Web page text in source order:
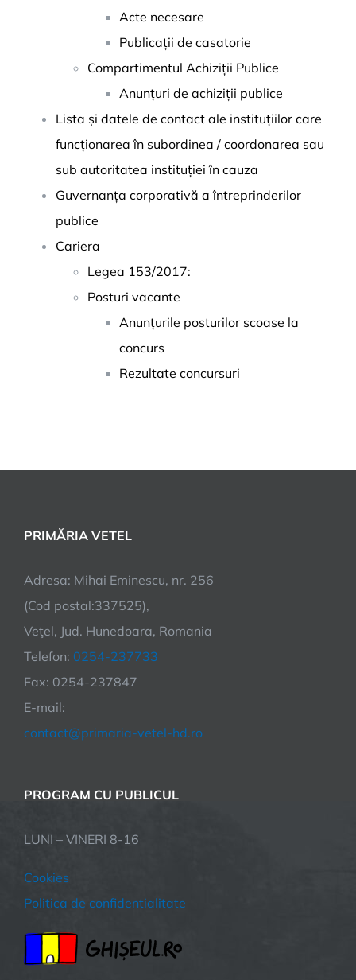
Acte necesare
Publicații de casatorie
Compartimentul Achiziții Publice
Anunțuri de achiziții publice
Lista și datele de contact ale instituțiilor care
funcționarea în subordinea / coordonarea sau
sub autoritatea instituției în cauza
Guvernanța corporativă a întreprinderilor
publice
Cariera
Legea 153/2017:
Posturi vacante
Anunțurile posturilor scoase la
concurs
Rezultate concursuri
PRIMĂRIA VETEL
Adresa: Mihai Eminescu, nr. 256
(Cod postal:337525),
Veţel, Jud. Hunedoara, Romania
Telefon: 0254-237733
Fax: 0254-237847
E-mail:
contact@primaria-vetel-hd.ro
PROGRAM CU PUBLICUL
LUNI – VINERI 8-16
Cookies
Politica de confidentialitate